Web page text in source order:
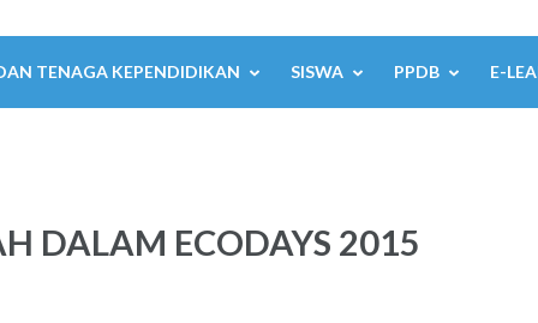
TENAGA KEPENDIDIKAN SISWA PPDB E-
DALAM ECODAYS 2015